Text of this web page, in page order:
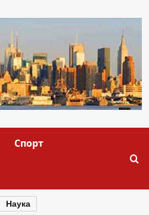
Спорт
Наука